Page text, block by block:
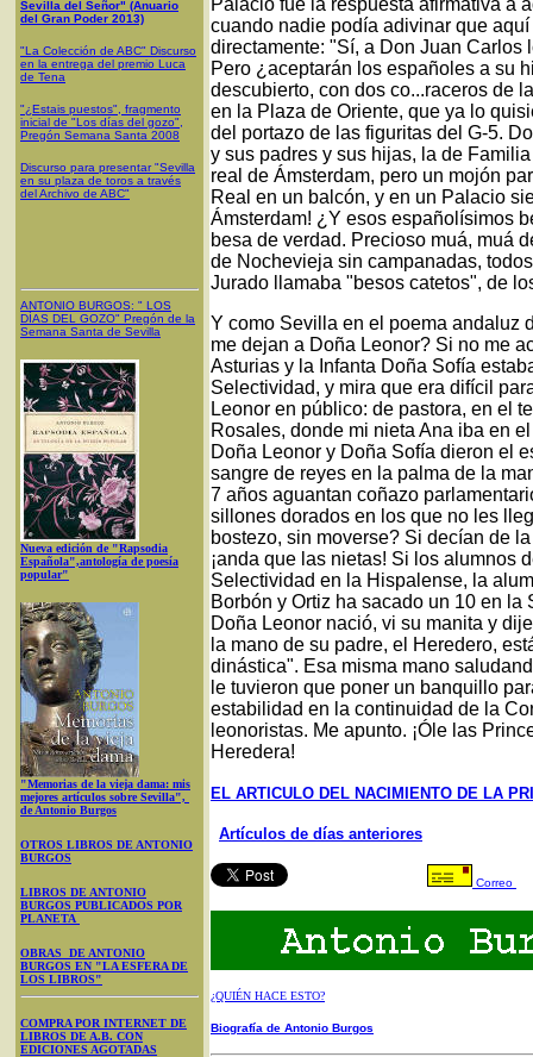
Sevilla del Señor" (Anuario
del Gran Poder 2013)
"La Colección de ABC" Discurso
en la entrega del premio Luca
de Tena
"¿Estais puestos", fragmento
inicial de "Los días del gozo",
Pregón Semana Santa 2008
Discurso para presentar "Sevilla
en su plaza de toros a través
del Archivo de ABC"
ANTONIO BURGOS: " LOS
DÍAS DEL GOZO" Pregón de la
Semana Santa de Sevilla
Nueva edición de "Rapsodia
Española",antología de poesía
popular"
"Memorias de la vieja dama: mis
mejores artículos sobre Sevilla",
de Antonio Burgos
OTROS LIBROS DE ANTONIO
BURGOS
LIBROS DE ANTONIO
BURGOS PUBLICADOS POR
PLANETA
OBRAS DE ANTONIO
BURGOS EN "LA ESFERA DE
LOS LIBROS"
COMPRA POR INTERNET DE
LIBROS DE A.B. CON
EDICIONES AGOTADAS
Palacio fue la respuesta afirmativa a
cuando nadie podía adivinar que
directamente: "Sí, a Don Juan Carlos
Pero ¿aceptarán los españoles a su
descubierto, con dos co...raceros de
en la Plaza de Oriente, que ya lo
del portazo de las figuritas del G-5.
y sus padres y sus hijas, la de
real de Ámsterdam, pero un mojón
Real en un balcón, y en un Palacio
Ámsterdam! ¿Y esos españolísimos
besa de verdad. Precioso muá, muá
de Nochevieja sin campanadas,
Jurado llamaba "besos catetos", de
Y como Sevilla en el poema andaluz
me dejan a Doña Leonor? Si no me
Asturias y la Infanta Doña Sofía
Selectividad, y mira que era difícil
Leonor en público: de pastora, en el
Rosales, donde mi nieta Ana iba en
Doña Leonor y Doña Sofía dieron el
sangre de reyes en la palma de la
7 años aguantan coñazo
sillones dorados en los que no les
bostezo, sin moverse? Si decían de
¡anda que las nietas! Si los alumnos
Selectividad en la Hispalense, la
Borbón y Ortiz ha sacado un 10 en
Doña Leonor nació, vi su manita y
la mano de su padre, el Heredero,
dinástica". Esa misma mano
le tuvieron que poner un banquillo
estabilidad en la continuidad de la
leonoristas. Me apunto. ¡Óle las
Heredera!
EL ARTICULO DEL NACIMIENTO DE LA
Artículos de días anteriores
Correo
¿QUIÉN HACE ESTO?
Biografía de Antonio Burgos